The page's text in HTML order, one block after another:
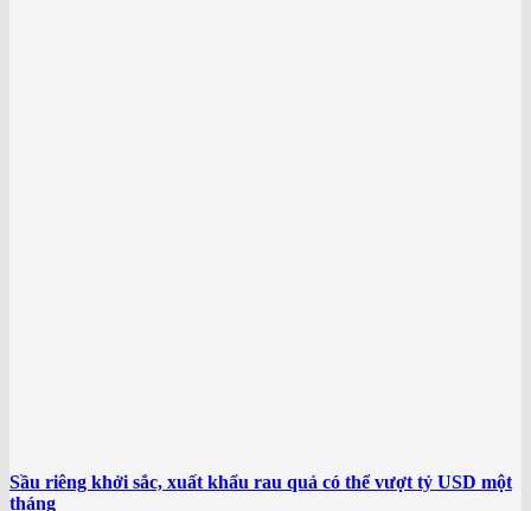
Sầu riêng khởi sắc, xuất khẩu rau quả có thể vượt tỷ USD một
tháng